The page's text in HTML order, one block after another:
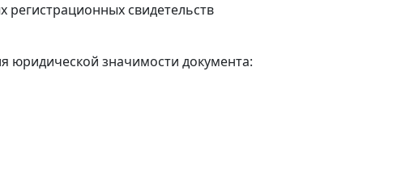
свидетельств
юридической значимости документа: